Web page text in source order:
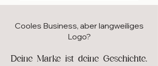
Cooles Business, aber langweiliges
Logo?
Deine Marke ist deine Geschichte.